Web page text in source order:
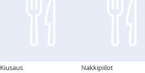
Kiusaus Nakkipiilot